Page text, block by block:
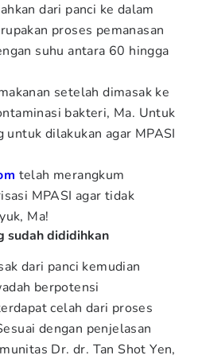
dari panci ke dalam
proses pemanasan
suhu antara 60 hingga
setelah dimasak ke
bakteri, Ma. Untuk
dilakukan agar MPASI
telah merangkum
MPASI agar tidak
Ma!
sudah dididihkan
dari panci kemudian
berpotensi
celah dari proses
dengan penjelasan
Dr. dr. Tan Shot Yen,